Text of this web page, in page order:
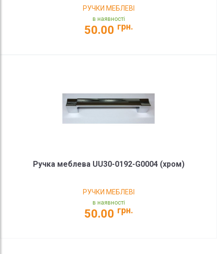
РУЧКИ МЕБЛЕВІ
в наявності
50.00 грн.
Ручка меблева UU30-0192-G0004 (хром)
РУЧКИ МЕБЛЕВІ
в наявності
50.00 грн.